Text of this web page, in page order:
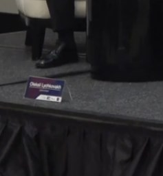
Rapoarte
Inițiative în derulare
Inițiative desfășurate
Manual de proceduri
Politici regionale
Bunele practici
Laborator sociometric
Transparența guvernării locale